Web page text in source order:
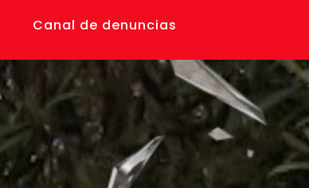
Canal de denuncias